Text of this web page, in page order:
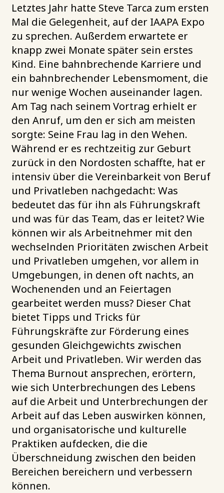
Letztes Jahr hatte Steve Tarca zum ersten
Mal die Gelegenheit, auf der IAAPA Expo
zu sprechen. Außerdem erwartete er
knapp zwei Monate später sein erstes
Kind. Eine bahnbrechende Karriere und
ein bahnbrechender Lebensmoment, die
nur wenige Wochen auseinander lagen.
Am Tag nach seinem Vortrag erhielt er
den Anruf, um den er sich am meisten
sorgte: Seine Frau lag in den Wehen.
Während er es rechtzeitig zur Geburt
zurück in den Nordosten schaffte, hat er
intensiv über die Vereinbarkeit von Beruf
und Privatleben nachgedacht: Was
bedeutet das für ihn als Führungskraft
und was für das Team, das er leitet? Wie
können wir als Arbeitnehmer mit den
wechselnden Prioritäten zwischen Arbeit
und Privatleben umgehen, vor allem in
Umgebungen, in denen oft nachts, an
Wochenenden und an Feiertagen
gearbeitet werden muss? Dieser Chat
bietet Tipps und Tricks für
Führungskräfte zur Förderung eines
gesunden Gleichgewichts zwischen
Arbeit und Privatleben. Wir werden das
Thema Burnout ansprechen, erörtern,
wie sich Unterbrechungen des Lebens
auf die Arbeit und Unterbrechungen der
Arbeit auf das Leben auswirken können,
und organisatorische und kulturelle
Praktiken aufdecken, die die
Überschneidung zwischen den beiden
Bereichen bereichern und verbessern
können.